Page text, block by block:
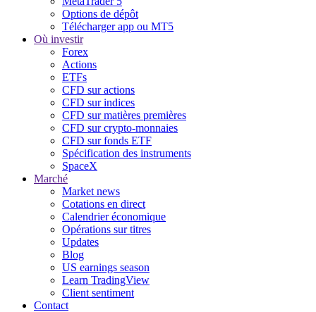
Options de dépôt
Télécharger app ou MT5
Où investir
Forex
Actions
ETFs
CFD sur actions
CFD sur indices
CFD sur matières premières
CFD sur crypto-monnaies
CFD sur fonds ETF
Spécification des instruments
SpaceX
Marché
Market news
Cotations en direct
Calendrier économique
Opérations sur titres
Updates
Blog
US earnings season
Learn TradingView
Client sentiment
Contact